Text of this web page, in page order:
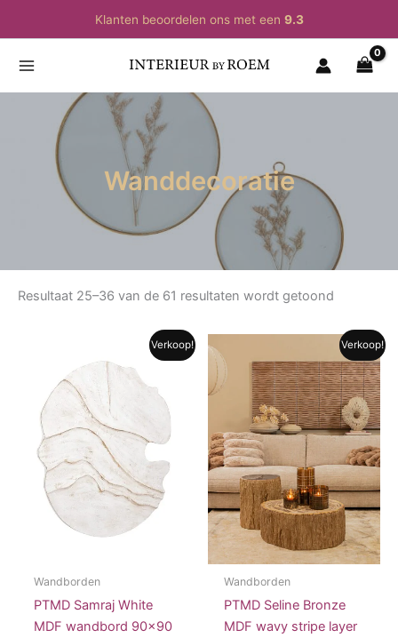
inhoud
Klanten beoordelen ons met een 9.3
Wanddecoratie
Resultaat 25–36 van de 61 resultaten wordt getoond
Verkoop!
Wandborden
PTMD Samraj White
MDF wandbord 90×90
Verkoop!
Wandborden
PTMD Seline Bronze
MDF wavy stripe layer